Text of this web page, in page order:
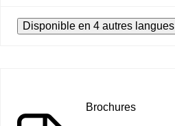
Disponible en 4 autres langues
Brochures